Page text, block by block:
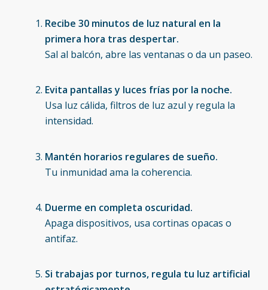
Recibe 30 minutos de luz natural en la
primera hora tras despertar.
Sal al balcón, abre las ventanas o da un paseo.
Evita pantallas y luces frías por la noche.
Usa luz cálida, filtros de luz azul y regula la
intensidad.
Mantén horarios regulares de sueño.
Tu inmunidad ama la coherencia.
Duerme en completa oscuridad.
Apaga dispositivos, usa cortinas opacas o
antifaz.
Si trabajas por turnos, regula tu luz artificial